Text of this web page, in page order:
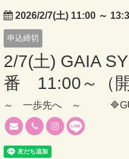
2026/2/7(土) 11:00 ～
申込締切
2/7(土) GAIA
番 11:00～（開
～ 一歩先へ ～